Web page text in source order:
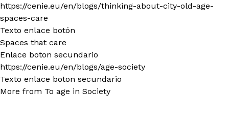
https://cenie.eu/en/blogs/thinking-about-city-old-age-
spaces-care
Texto enlace botón
Spaces that care
Enlace boton secundario
https://cenie.eu/en/blogs/age-society
Texto enlace boton secundario
More from To age in Society